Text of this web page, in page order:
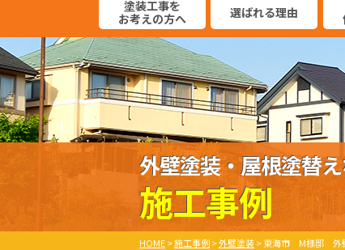
塗装工事を
お考えの方へ
選ばれる理由
外壁塗装・屋根塗替
施工事例
HOME>施工事例>外壁塗装>東海市 M様邸 外